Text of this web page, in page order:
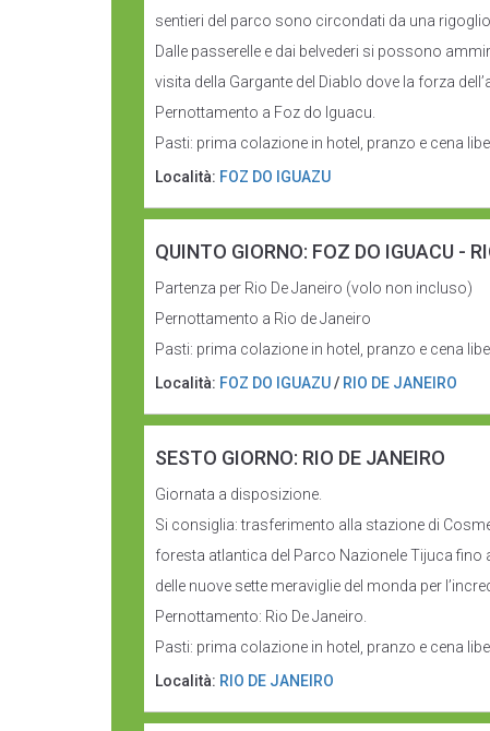
sentieri del parco sono circondati da una
Dalle passerelle e dai belvederi si possono
visita della Gargante del Diablo dove la forza
Pernottamento a Foz do Iguacu.
Pasti: prima colazione in hotel, pranzo e cena
Località: FOZ DO IGUAZU
QUINTO GIORNO: FOZ DO IGUACU -
Partenza per Rio De Janeiro (volo non incluso)
Pernottamento a Rio de Janeiro
Pasti: prima colazione in hotel, pranzo e cena
Località: FOZ DO IGUAZU/ RIO DE JANEIRO
SESTO GIORNO: RIO DE JANEIRO
Giornata a disposizione.
Si consiglia: trasferimento alla stazione di
foresta atlantica del Parco Nazionele Tijuca fino
delle nuove sette meraviglie del monda per
Pernottamento: Rio De Janeiro.
Pasti: prima colazione in hotel, pranzo e cena
Località: RIO DE JANEIRO